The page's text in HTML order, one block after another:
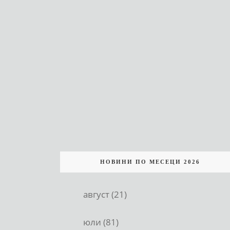
НОВИНИ ПО МЕСЕЦИ 2026
август (21)
юли (81)